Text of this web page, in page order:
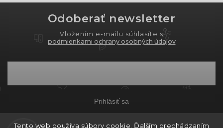
Tento web používa súbory cookie. Ďalším prechádzaním
Odoberať newsletter
Vložením e-mailu súhlasíte s
podmienkami ochrany osobných údajov
Prihlásiť sa